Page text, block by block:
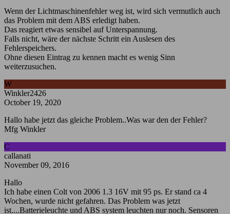
Wenn der Lichtmaschinenfehler weg ist, wird sich vermutlich auch
das Problem mit dem ABS erledigt haben.
Das reagiert etwas sensibel auf Unterspannung.
Falls nicht, wäre der nächste Schritt ein Auslesen des
Fehlerspeichers.
Ohne diesen Eintrag zu kennen macht es wenig Sinn
weiterzusuchen.
W
Winkler2426
October 19, 2020
Hallo habe jetzt das gleiche Problem..Was war den der Fehler?
Mfg Winkler
C
callanati
November 09, 2016
Hallo
Ich habe einen Colt von 2006 1.3 16V mit 95 ps. Er stand ca 4
Wochen, wurde nicht gefahren. Das Problem was jetzt
ist....Batterieleuchte und ABS system leuchten nur noch. Sensoren